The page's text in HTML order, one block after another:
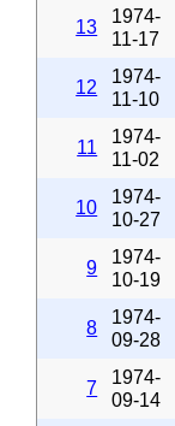
13
1974-
11-17
12
1974-
11-10
11
1974-
11-02
10
1974-
10-27
9
1974-
10-19
8
1974-
09-28
7
1974-
09-14